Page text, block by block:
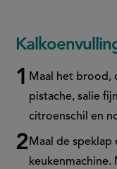
Maal het brood,
pistache, salie
citroenschil en
Maal de
keukenmachine.